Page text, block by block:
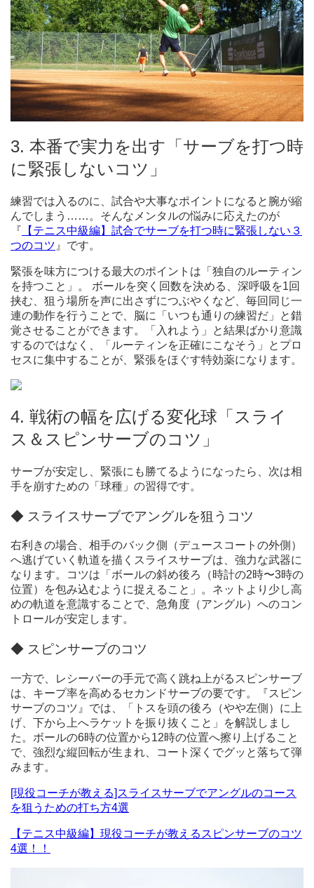
3. 本番で実力を出す「サーブを打つ時
に緊張しないコツ」
練習では入るのに、試合や大事なポイントになると腕が縮
んでしまう……。そんなメンタルの悩みに応えたのが
『 【テニス中級編】試合でサーブを打つ時に緊張しない３
つのコツ 』です。
緊張を味方につける最大のポイントは「独自のルーティン
を持つこと」。 ボールを突く回数を決める、深呼吸を1回
挟む、狙う場所を声に出さずにつぶやくなど、毎回同じ一
連の動作を行うことで、脳に「いつも通りの練習だ」と錯
覚させることができます。「入れよう」と結果ばかり意識
するのではなく、「ルーティンを正確にこなそう」とプロ
セスに集中することが、緊張をほぐす特効薬になります。
4. 戦術の幅を広げる変化球「スライ
ス＆スピンサーブのコツ」
サーブが安定し、緊張にも勝てるようになったら、次は相
手を崩すための「球種」の習得です。
◆ スライスサーブでアングルを狙うコツ
右利きの場合、相手のバック側（デュースコートの外側）
へ逃げていく軌道を描くスライスサーブは、強力な武器に
なります。コツは「ボールの斜め後ろ（時計の2時〜3時の
位置）を包み込むように捉えること」。ネットより少し高
めの軌道を意識することで、急角度（アングル）へのコン
トロールが安定します。
◆ スピンサーブのコツ
一方で、レシーバーの手元で高く跳ね上がるスピンサーブ
は、キープ率を高めるセカンドサーブの要です。『スピン
サーブのコツ』では、「トスを頭の後ろ（やや左側）に上
げ、下から上へラケットを振り抜くこと」を解説しまし
た。ボールの6時の位置から12時の位置へ擦り上げること
で、強烈な縦回転が生まれ、コート深くでグッと落ちて弾
みます。
[現役コーチが教える]スライスサーブでアングルのコース
を狙うための打ち方4選
【テニス中級編】現役コーチが教えるスピンサーブのコツ
4選！！